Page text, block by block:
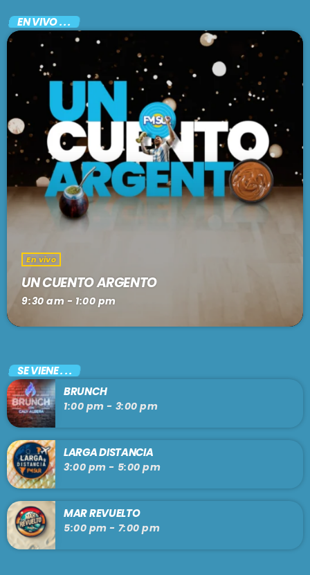
EN VIVO . . .
En vivo
UN CUENTO ARGENTO
9:30 am - 1:00 pm
SE VIENE . . .
BRUNCH
1:00 pm - 3:00 pm
LARGA DISTANCIA
3:00 pm - 5:00 pm
MAR REVUELTO
5:00 pm - 7:00 pm